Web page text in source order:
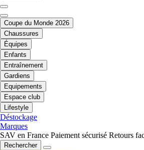
Coupe du Monde 2026
Chaussures
Équipes
Enfants
Entraînement
Gardiens
Equipements
Espace club
Lifestyle
Déstockage
Marques
SAV en France Paiement sécurisé Retours
Rechercher